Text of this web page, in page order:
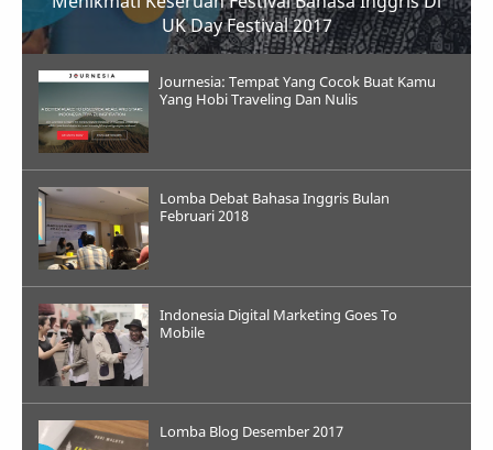
UK Day Festival 2017
Journesia: Tempat Yang Cocok Buat Kamu
Yang Hobi Traveling Dan Nulis
Lomba Debat Bahasa Inggris Bulan
Februari 2018
Indonesia Digital Marketing Goes To
Mobile
Lomba Blog Desember 2017